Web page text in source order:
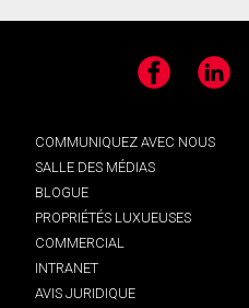
Facebook LinkedIn
COMMUNIQUEZ AVEC NOUS
SALLE DES MÉDIAS
BLOGUE
PROPRIÉTÉS LUXUEUSES
COMMERCIAL
INTRANET
AVIS JURIDIQUE